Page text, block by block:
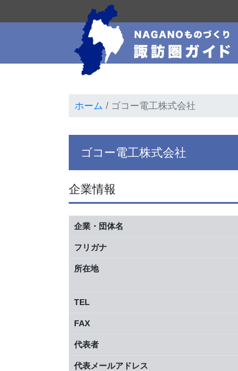
ホーム ゴコー電工株式会社
ゴコー電工株式会社
企業情報
企業・団体名
フリガナ
所在地
TEL
FAX
代表者
代表メールアドレス